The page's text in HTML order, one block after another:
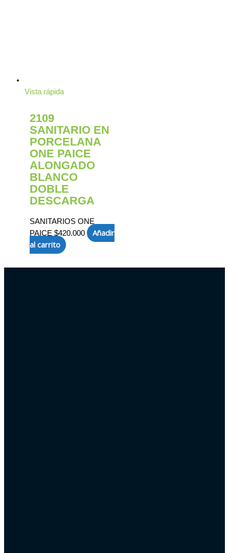
Vista rápida
2109
SANITARIO EN
PORCELANA
ONE PAICE
ALONGADO
BLANCO
DOBLE
DESCARGA
SANITARIOS ONE
PAICE $420.000
Añadir
al carrito